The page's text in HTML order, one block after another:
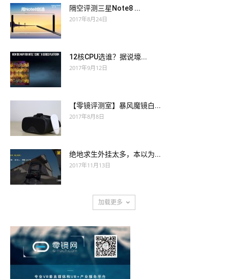
隔空评测三星Note8 ...
2017年8月24日
12核CPU选谁？据说壕...
2017年9月12日
【零镜评测室】暴风魔镜白...
2017年8月8日
绝地求生外挂太多，本以为...
2017年11月13日
加载更多